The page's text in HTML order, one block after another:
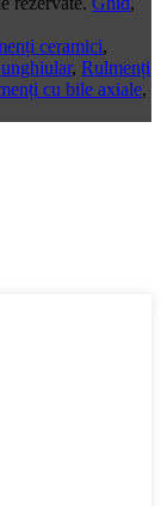
ceramici,
, Rulmenți
cu bile axiale,